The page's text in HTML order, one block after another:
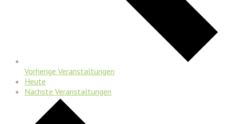
Vorherige Veranstaltungen
Heute
Nächste Veranstaltungen